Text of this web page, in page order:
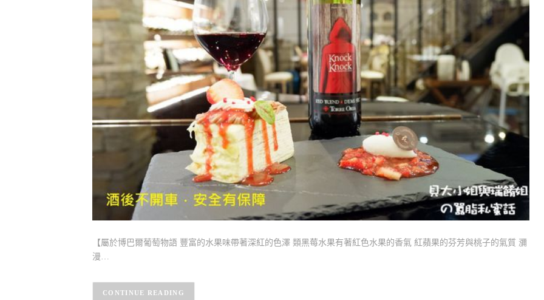
【屬於博巴爾葡萄物語 豐富的水果味帶著深紅的色澤 類黑莓水果有著紅色水果的香氣 紅蘋果的芬芳與桃子的氣質 瀰
漫…
CONTINUE READING